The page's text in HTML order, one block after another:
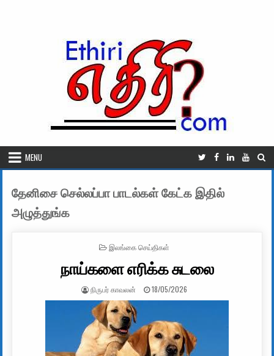
MENU
தேனிசை செல்லப்பா பாடல்கள் கேட்க இதில்
அழுத்துங்க
POSTED IN
இலங்கை செய்திகள்
நாய்களை எரிக்க சுடலை
AUTHOR:
நிருபர் காவலன் PUBLISHED DATE:
18/05/2026